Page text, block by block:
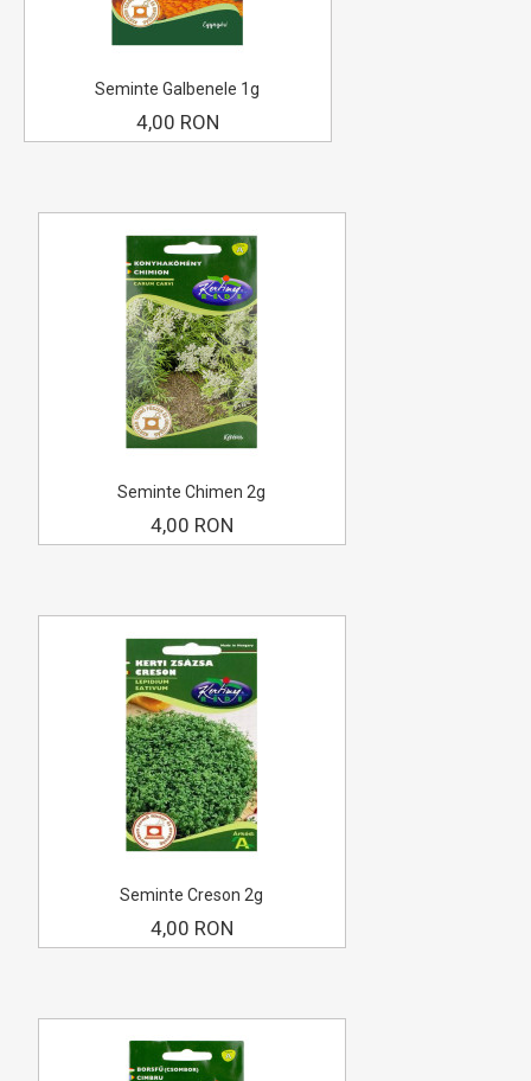
Seminte Galbenele 1g
4,00 RON
Seminte Chimen 2g
4,00 RON
Seminte Creson 2g
4,00 RON